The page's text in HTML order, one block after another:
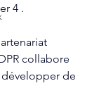
4 .
collabore
développer de